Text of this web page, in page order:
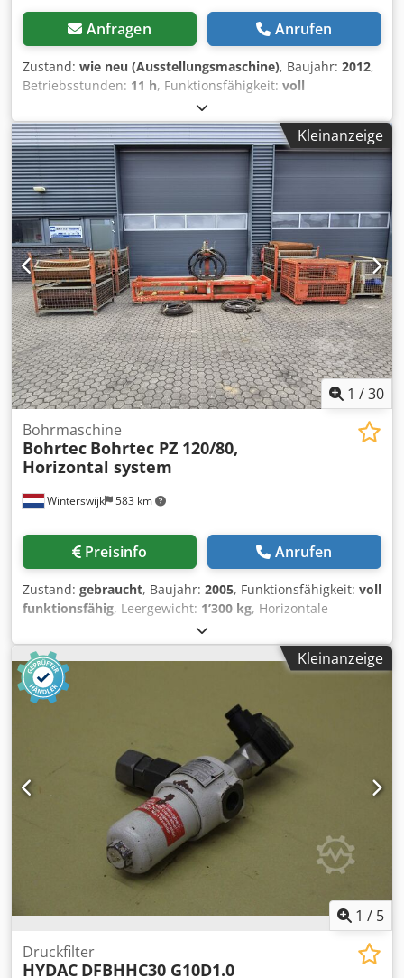
Anfragen Anrufen
Zustand: wie neu (Ausstellungsmaschine), Baujahr: 2012,
Betriebsstunden: 11 h, Funktionsfähigkeit: voll
, Maschinen-/Fahrzeugnummer:
1VR4100C6C1000267, Farbe:Gelb, Betriebsgewicht:1’209
kg, Leergewicht:1’209 kg, Kraftstoff:Diesel, Ausstattung:
Gummiketten, Zum Verkauf steht eine Vermeer D 6x6
Navigator kompakte Richtbohranlage, die zuvor
ausschließlich zu Demonstrations- und Schulungszwecken
genutzt wurde, inklusive sämtlichem Zubehör: 1 Stk.
Vermeer D 6x6 Navigator Bohranlage 1 Stk. ST 250 (960
Liter) Bohrspülungs-Mischanlage 1 Stk. DCI SE UK3
Ortungssystem für Bohrkopf (Instrument, Sonde, Monitor,
2 Akkus) 45 Stk. 1,83 m / 6 Fuß Bohrgestänge 1 Stk.
Bohrkopf 1 Stk. 150 mm / 6 Zoll Bohrlochaufweiter Die
Maschine ist nicht generalüberholt, sondern praktisch
neuwertig!!! Sofort einsatzbereit!!! Dsdpfx Aheyt Smue Rekr
Kleinanzeige
1 /30
Winterswijk 583 km
Bohrmaschine
Bohrtec Bohrtec PZ 120/80,
Horizontal system
Preisinfo Anrufen
Zustand: gebraucht, Baujahr: 2005, Funktionsfähigkeit: voll
funktionsfähig, Leergewicht: 1’300 kg, Horizontale
Bohr-/Pressanlage, komplett mit zahlreichen
Verlängerungsstücken. Bohrtec PZ 120/80. Baujahr 2005.
Gewicht 1300 kg. Presskraft 1200 kN. Zugkraft 800 kN.
Länge 325 cm. Breite 60 cm. Dkedpfx Ajzp Sa Ejh Rer 46 x
Verlängerungsstück, 100 cm lang, 22 cm Durchmesser. 72
x Verlängerungsstück, 100 cm lang, 6 cm Durchmesser.
Kiste mit Kupplungen und Zubehör. Siehe Fotos. Preis
netto + 21 % Mehrwertsteuer oder netto Export. Anrufen
oder WhatsApp ist der schnellste Weg. Wir sprechen
Niederländisch. Wir sprechen Deutsch. We speak Englisch.
Kleinanzeige
1 / 5
Druckfilter
HYDAC DFBHHC30 G10D1.0